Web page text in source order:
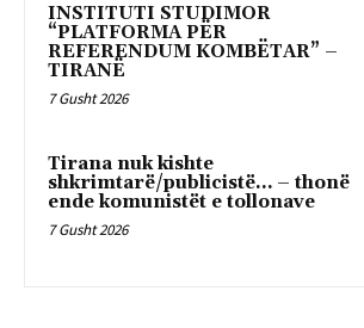
INSTITUTI STUDIMOR
“PLATFORMA PËR
REFERENDUM KOMBËTAR” –
TIRANË
7 Gusht 2026
Tirana nuk kishte
shkrimtarë/publicistë… – thonë
ende komunistët e tollonave
7 Gusht 2026